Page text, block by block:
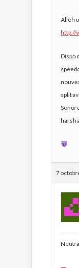
Allé
http://
Dispo
split
harsh
7